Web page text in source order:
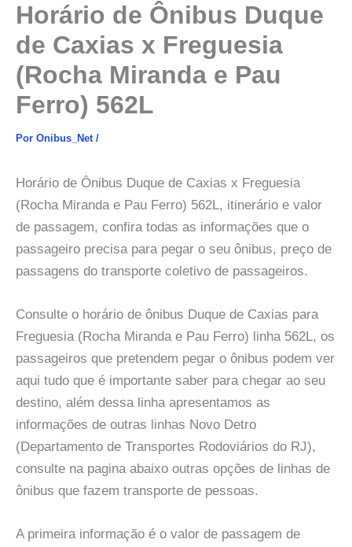
Horário de Ônibus Duque
de Caxias x Freguesia
(Rocha Miranda e Pau
Ferro) 562L
Por Onibus_Net /
Horário de Ônibus Duque de Caxias x Freguesia
(Rocha Miranda e Pau Ferro) 562L, itinerário e valor
de passagem, confira todas as informações que o
passageiro precisa para pegar o seu ônibus, preço de
passagens do transporte coletivo de passageiros.
Consulte o horário de ônibus Duque de Caxias para
Freguesia (Rocha Miranda e Pau Ferro) linha 562L, os
passageiros que pretendem pegar o ônibus podem ver
aqui tudo que é importante saber para chegar ao seu
destino, além dessa linha apresentamos as
informações de outras linhas Novo Detro
(Departamento de Transportes Rodoviários do RJ),
consulte na pagina abaixo outras opções de linhas de
ônibus que fazem transporte de pessoas.
A primeira informação é o valor de passagem de